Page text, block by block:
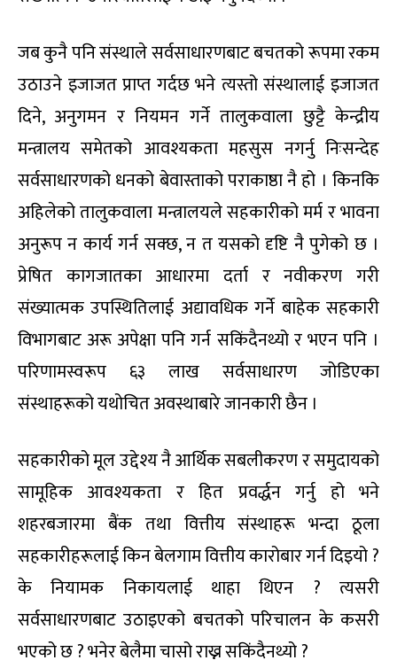
जब कुनै पनि संस्थाले सर्वसाधारणबाट बचतको रूपमा रकम
उठाउने इजाजत प्राप्त गर्दछ भने त्यस्तो संस्थालाई इजाजत
दिने, अनुगमन र नियमन गर्ने तालुकवाला छुट्टै केन्द्रीय
मन्त्रालय समेतको आवश्यकता महसुस नगर्नु निःसन्देह
सर्वसाधारणको धनको बेवास्ताको पराकाष्ठा नै हो । किनकि
अहिलेको तालुकवाला मन्त्रालयले सहकारीको मर्म र भावना
अनुरूप न कार्य गर्न सक्छ, न त यसको दृष्टि नै पुगेको छ ।
प्रेषित कागजातका आधारमा दर्ता र नवीकरण गरी
संख्यात्मक उपस्थितिलाई अद्यावधिक गर्ने बाहेक सहकारी
विभागबाट अरू अपेक्षा पनि गर्न सकिंदैनथ्यो र भएन पनि ।
परिणामस्वरूप ६३ लाख सर्वसाधारण जोडिएका
संस्थाहरूको यथोचित अवस्थाबारे जानकारी छैन ।
सहकारीको मूल उद्देश्य नै आर्थिक सबलीकरण र समुदायको
सामूहिक आवश्यकता र हित प्रवर्द्धन गर्नु हो भने
शहरबजारमा बैंक तथा वित्तीय संस्थाहरू भन्दा ठूला
सहकारीहरूलाई किन बेलगाम वित्तीय कारोबार गर्न दिइयो ?
के नियामक निकायलाई थाहा थिएन ? त्यसरी
सर्वसाधारणबाट उठाइएको बचतको परिचालन के कसरी
भएको छ ? भनेर बेलैमा चासो राख्न सकिंदैनथ्यो ?